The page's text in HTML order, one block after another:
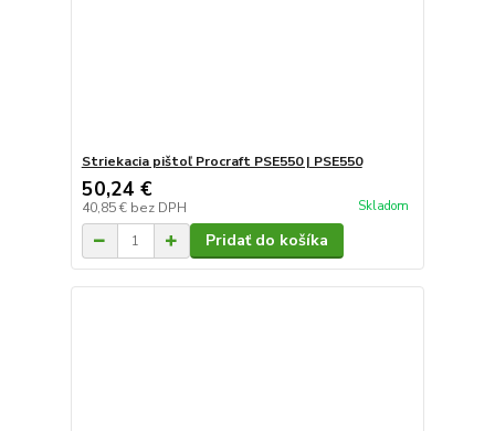
Striekacia pištoľ Procraft PSE550 | PSE550
50,24 €
40,85 € bez DPH Skladom
Pridať do košíka